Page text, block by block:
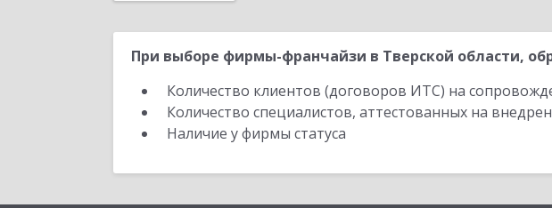
При выборе фирмы-франчайзи в Тверской области,
Количество клиентов (договоров ИТС) на
Количество специалистов, аттестованных на
Наличие у фирмы статуса